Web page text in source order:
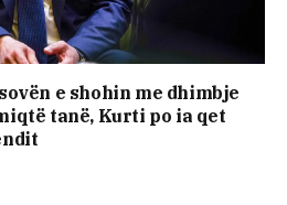
e shohin me dhimbje
tanë, Kurti po ia qet